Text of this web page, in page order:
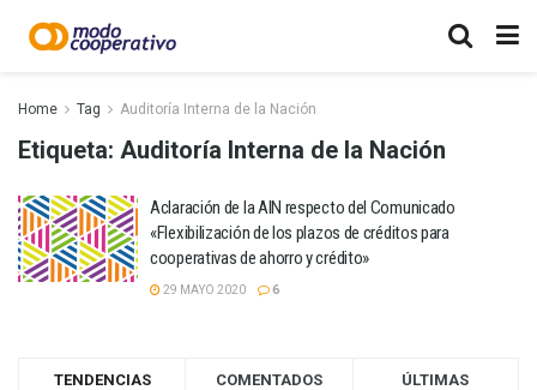
Home Tag Auditoría Interna de la Nación
Etiqueta: Auditoría Interna de la Nación
Aclaración de la AIN respecto del Comunicado
«Flexibilización de los plazos de créditos para
cooperativas de ahorro y crédito»
29 MAYO 2020 6
TENDENCIAS COMENTADOS ÚLTIMAS